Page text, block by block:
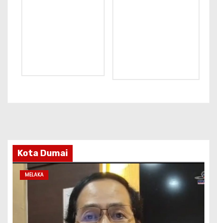
Kota Dumai
MELAKA